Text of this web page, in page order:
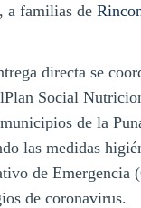
a familias de
directa se
Social
de la
las medidas
de Emergencia
de coronavirus.